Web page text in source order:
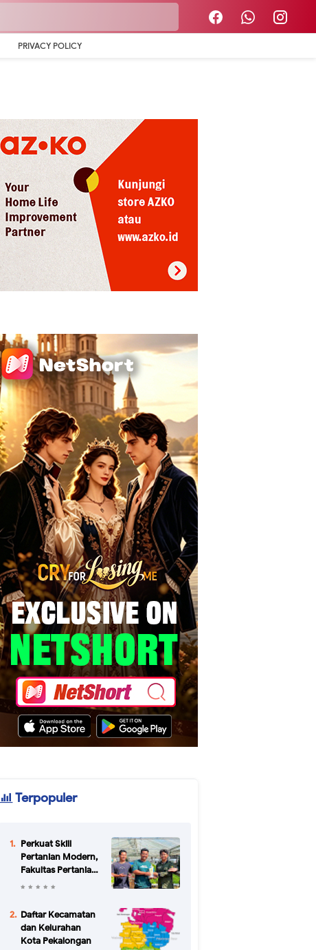
PRIVACY POLICY
Terpopuler
Perkuat Skill
Pertanian Modern,
Fakultas Pertanian
Unikal Gandeng
Farm Semarang
Daftar Kecamatan
dan Kelurahan
Kota Pekalongan